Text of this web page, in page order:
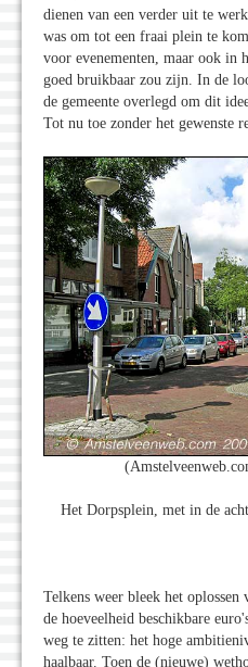
dienen van een verder uit te
was om tot een fraai plein te
voor evenementen, maar ook in
goed bruikbaar zou zijn. In de
de gemeente overlegd om dit
Tot nu toe zonder het gewenste
Het Dorpsplein, met in de
Telkens weer bleek het oplossen
de hoeveelheid beschikbare
weg te zitten: het hoge
haalbaar. Toen de (nieuwe)